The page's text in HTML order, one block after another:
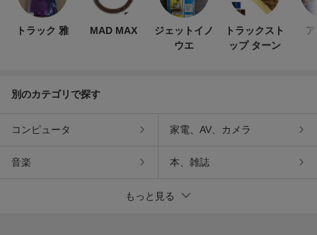
トラック 雅 MAD MAX
ジェットイノ
ウエ
トラックスト
ップ ターン
別のカテゴリで探す
コンピュータ 家電、AV、カメラ
音楽 本、雑誌
もっと見る